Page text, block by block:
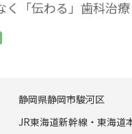
く「伝わる」歯科治療
静岡県静岡市駿河区
JR東海道新幹線・東海道